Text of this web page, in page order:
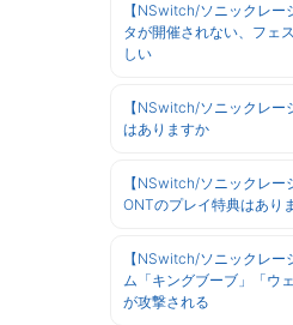
【NSwitch/ソニックレ
タが開催されない、フェ
しい
【NSwitch/ソニックレ
はありますか
【NSwitch/ソニックレ
ONTのプレイ特典はあり
【NSwitch/ソニックレ
ム「キングブーブ」「ウ
が攻撃される